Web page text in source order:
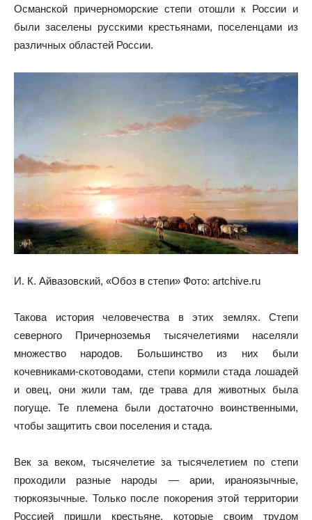
Османской причерноморские степи отошли к России и
были заселены русскими крестьянами, поселенцами из
различных областей России.
И. К. Айвазовский, «Обоз в степи» Фото: artchive.ru
Такова история человечества в этих землях. Степи
северного Причерноземья тысячелетиями населяли
множество народов. Большинство из них были
кочевниками-скотоводами, степи кормили стада лошадей
и овец, они жили там, где трава для животных была
погуще. Те племена были достаточно воинственными,
чтобы защитить свои поселения и стада.
Век за веком, тысячелетие за тысячелетием по степи
проходили разные народы — арии, ираноязычные,
тюркоязычные. Только после покорения этой территории
Россией пришли крестьяне, которые своим трудом